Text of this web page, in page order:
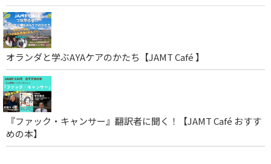
オランダと学ぶAYAケアのかたち【JAMT Café 】
『ファック・キャンサー』翻訳者に聞く！【JAMT Café おすす
めの本】